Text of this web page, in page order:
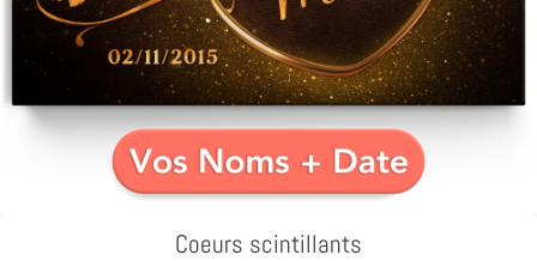
Coeurs scintillants